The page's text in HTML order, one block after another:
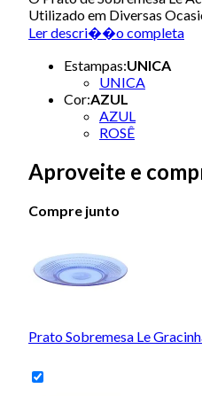
Utilizado em Diversas
Ler descri��o completa
Estampas:UNICA
UNICA
Cor:AZUL
AZUL
ROSÊ
Aproveite e
Compre junto
Prato Sobremesa Le